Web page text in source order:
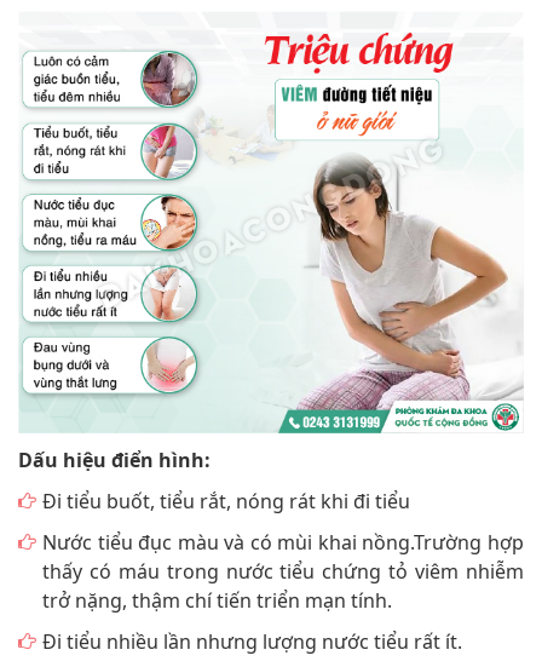
Dấu hiệu điển hình:
Đi tiểu buốt, tiểu rắt, nóng rát khi đi tiểu
Nước tiểu đục màu và có mùi khai nồng.Trường hợp
thấy có máu trong nước tiểu chứng tỏ viêm nhiễm
trở nặng, thậm chí tiến triển mạn tính.
Đi tiểu nhiều lần nhưng lượng nước tiểu rất ít.